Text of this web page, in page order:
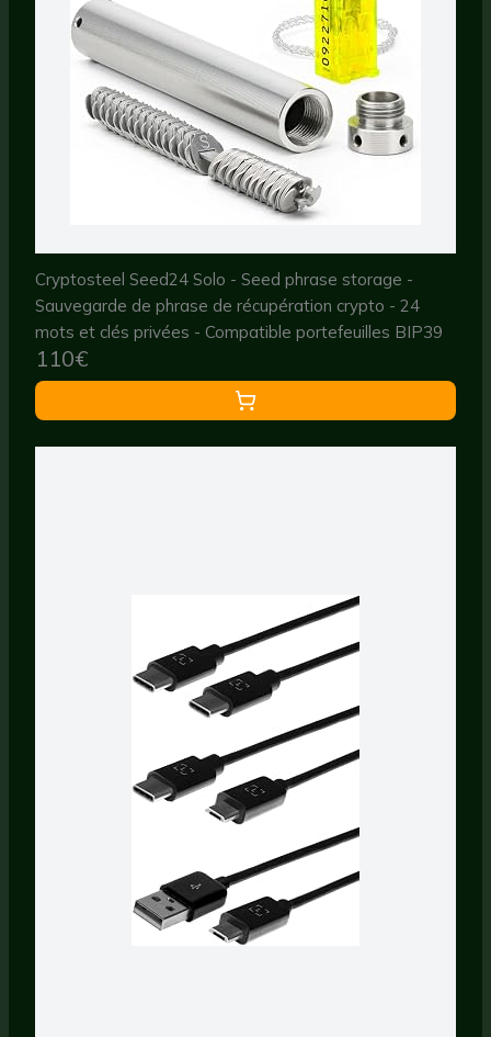
Cryptosteel Seed24 Solo - Seed phrase storage -
Sauvegarde de phrase de récupération crypto - 24
mots et clés privées - Compatible portefeuilles BIP39
110€